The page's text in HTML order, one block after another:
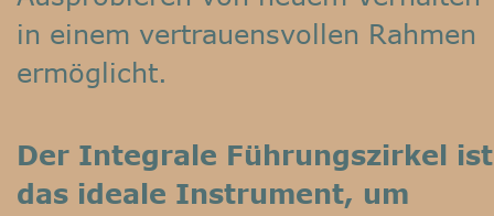
in einem vertrauensvollen Rahmen
ermöglicht.
Der Integrale Führungszirkel
das ideale Instrument, um